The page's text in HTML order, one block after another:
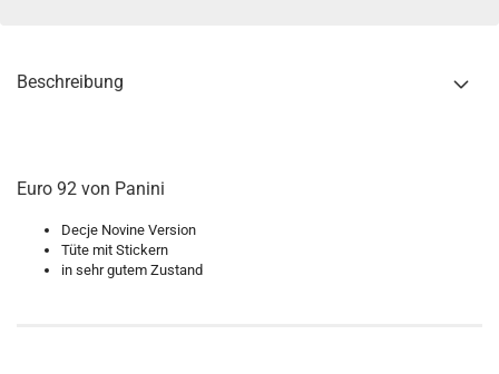
Beschreibung
Euro 92 von Panini
Decje Novine Version
Tüte mit Stickern
in sehr gutem Zustand